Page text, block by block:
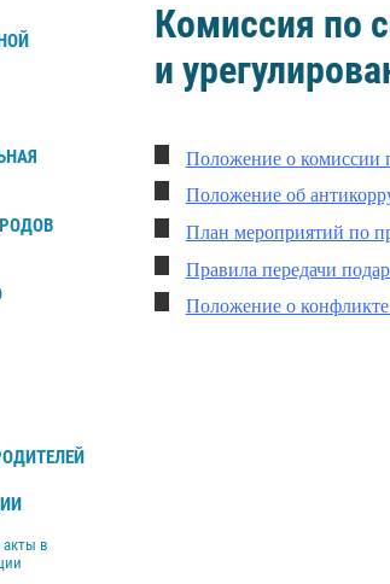
в
Комиссия по
и
Положение о комиссии
Положение об
План мероприятий по
Правила передачи
Положение о